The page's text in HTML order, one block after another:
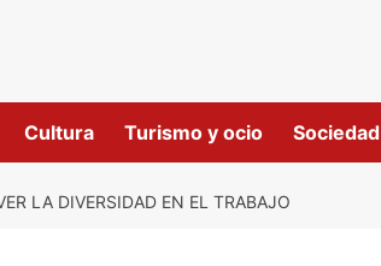
Cultura Turismo y ocio Sociedad
LA DIVERSIDAD EN EL TRABAJO